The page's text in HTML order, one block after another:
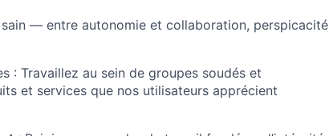
— entre autonomie et collaboration, perspicacité
: Travaillez au sein de groupes soudés et
et services que nos utilisateurs apprécient